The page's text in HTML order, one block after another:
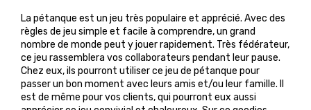
La pétanque est un jeu très populaire et apprécié. Avec des
règles de jeu simple et facile à comprendre, un grand
nombre de monde peut y jouer rapidement. Très fédérateur,
ce jeu rassemblera vos collaborateurs pendant leur pause.
Chez eux, ils pourront utiliser ce jeu de pétanque pour
passer un bon moment avec leurs amis et/ou leur famille. Il
est de même pour vos clients, qui pourront eux aussi